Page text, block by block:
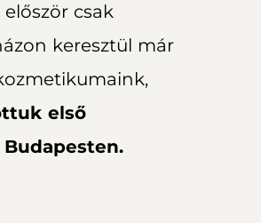
csak
keresztül már
első